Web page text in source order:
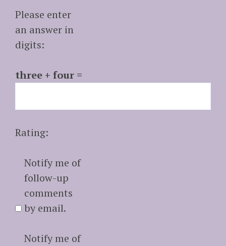
Please enter
an answer in
digits:
three + four =
Rating:
Notify me of
follow-up
comments
by email.
Notify me of